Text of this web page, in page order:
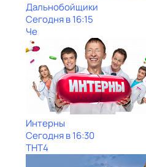
Дальнобойщики
Сегодня в 16:15
Че
Интерны
Сегодня в 16:30
ТНТ4